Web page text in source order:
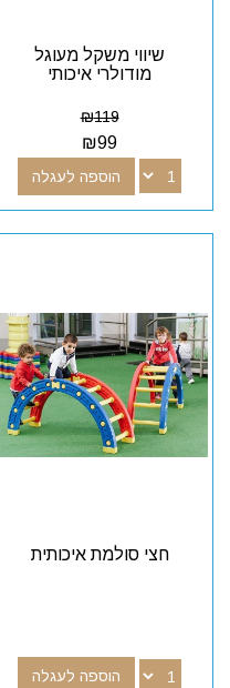
שיווי משקל מעוגל
מודולרי איכותי
₪119
₪99
הוספה לעגלה
חצי סולמת איכותית
הוספה לעגלה